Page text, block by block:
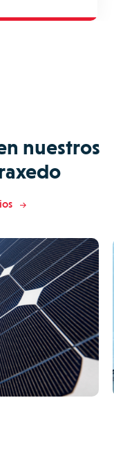
nuestros